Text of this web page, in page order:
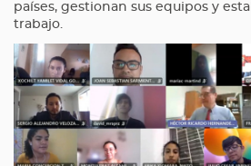
países, gestionan sus equipos y
trabajo.